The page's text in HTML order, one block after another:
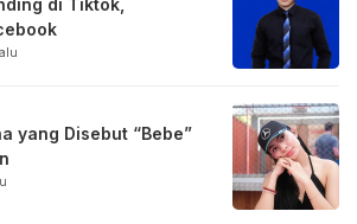
di Tiktok,
yang Disebut “Bebe”